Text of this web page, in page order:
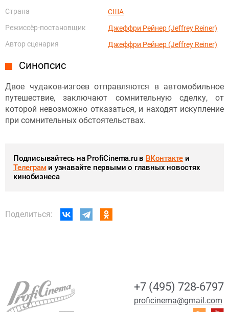
Страна
США
Режиссёр-постановщик
Джеффри Рейнер (Jeffrey Reiner)
Автор сценария
Джеффри Рейнер (Jeffrey Reiner)
Синопсис
Двое чудаков-изгоев отправляются в автомобильное
путешествие, заключают сомнительную сделку, от
которой невозможно отказаться, и находят искупление
при сомнительных обстоятельствах.
Подписывайтесь на ProfiCinema.ru в ВКонтакте и
Телеграми узнавайте первыми о главных новостях
кинобизнеса
Поделиться:
+7 (495) 728-6797
proficinema@gmail.com